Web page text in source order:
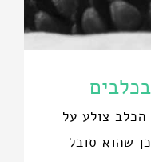
צולע על
שהוא סובל